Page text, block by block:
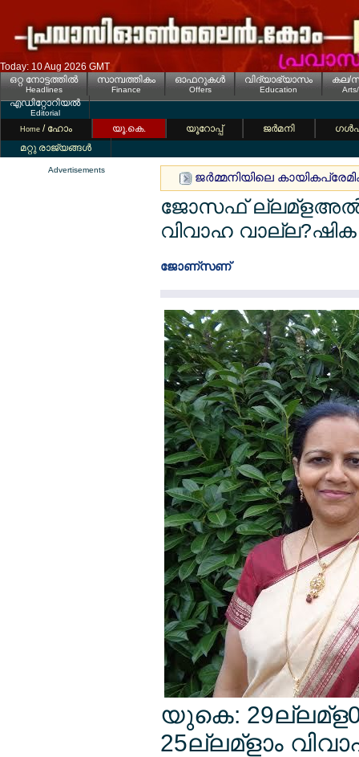
Today: 10 Aug 2026 GMT
ഒറ്റ നോട്ടത്തില്‍
Headlines
സാമ്പത്തികം
Finance
ഓഫറുകള്‍
Offers
വിദ്യാഭ്യാസം
Education
കല/
എഡിറ്റോറിയല്‍
Editorial
Home / ഹോം യൂ.കെ. യൂറോപ്പ് ജര്‍മനി
മറ്റു രാജ്യങ്ങള്‍
Advertisements
ജര്‍മ്മനിയിലെ
ജോസഫ്
വിവാഹ
ജോണ്സണ്
യുകെ:
25ല്ലമ്ളാം